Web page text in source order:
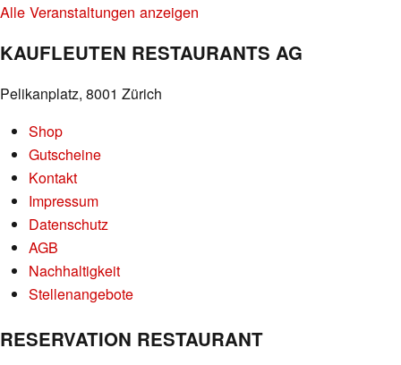
Alle Veranstaltungen anzeigen
KAUFLEUTEN RESTAURANTS AG
Pelikanplatz, 8001 Zürich
Shop
Gutscheine
Kontakt
Impressum
Datenschutz
AGB
Nachhaltigkeit
Stellenangebote
RESERVATION RESTAURANT